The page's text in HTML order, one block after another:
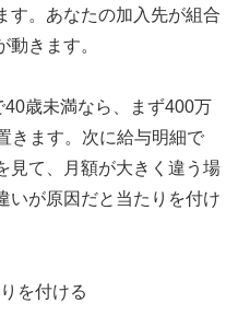
す。あなたの加入先が組合
きます。
歳未満なら、まず400万
きます。次に給与明細で
見て、月額が大きく違う場
いが原因だと当たりを付け
を付ける